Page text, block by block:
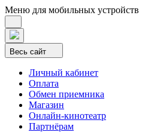
Меню для мобильных устройств
Весь сайт
Личный кабинет
Оплата
Обмен приемника
Магазин
Онлайн-кинотеатр
Партнёрам